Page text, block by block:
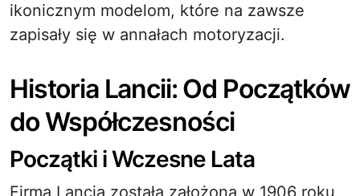
ikonicznym modelom, które na zawsze
zapisały się w annałach motoryzacji.
Historia Lancii: Od Początków
do Współczesności
Początki i Wczesne Lata
Firma Lancia została założona w 1906 roku